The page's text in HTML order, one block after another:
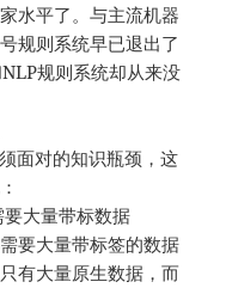
水平了。与主流机器
规则系统早已退出了
规则系统却从来没
面对的知识瓶颈，这
大量带标数据
要大量带标签的数据
有大量原生数据，而